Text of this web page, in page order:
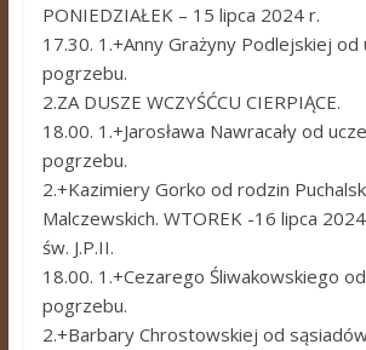
PONIEDZIAŁEK – 15 lipca 2024 r.
17.30. 1.+Anny Grażyny Podlejskiej
pogrzebu.
2.ZA DUSZE WCZYŚĆCU CIERPIĄCE.
18.00. 1.+Jarosława Nawracały od
pogrzebu.
2.+Kazimiery Gorko od rodzin
Malczewskich. WTOREK -16 lipca
św. J.P.II.
18.00. 1.+Cezarego Śliwakowskiego
pogrzebu.
2.+Barbary Chrostowskiej od